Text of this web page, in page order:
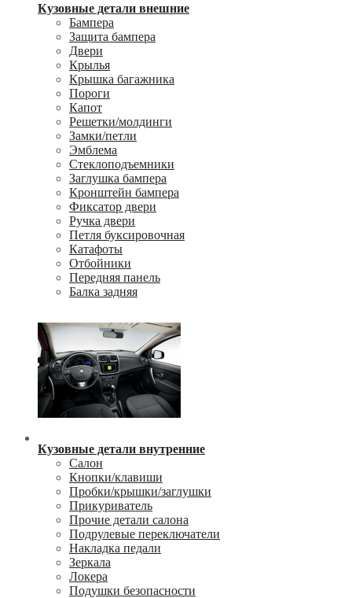
Кузовные детали внешние
Бампера
Защита бампера
Двери
Крылья
Крышка багажника
Пороги
Капот
Решетки/молдинги
Замки/петли
Эмблема
Стеклоподъемники
Заглушка бампера
Кронштейн бампера
Фиксатор двери
Ручка двери
Петля буксировочная
Катафоты
Отбойники
Передняя панель
Балка задняя
Кузовные детали внутренние
Салон
Кнопки/клавиши
Пробки/крышки/заглушки
Прикуриватель
Прочие детали салона
Подрулевые переключатели
Накладка педали
Зеркала
Локера
Подушки безопасности